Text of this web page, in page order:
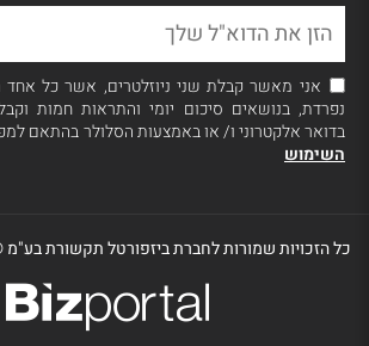
אני מאשר קבלת שני ניוזלטרים, אשר כל
נפרדת, בנושאים סיכום יומי והתראות חמות
בדואר אלקטרוני ו/ או באמצעות הסלולר בהתאם
השימוש
כל הזכויות שמורות לחברת ביזפורטל תקשורת